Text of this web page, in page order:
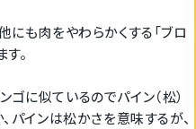
にも肉をやわらかくする「ブロ
。
に似ているのでパイン（松）
パインは松かさを意味するが、